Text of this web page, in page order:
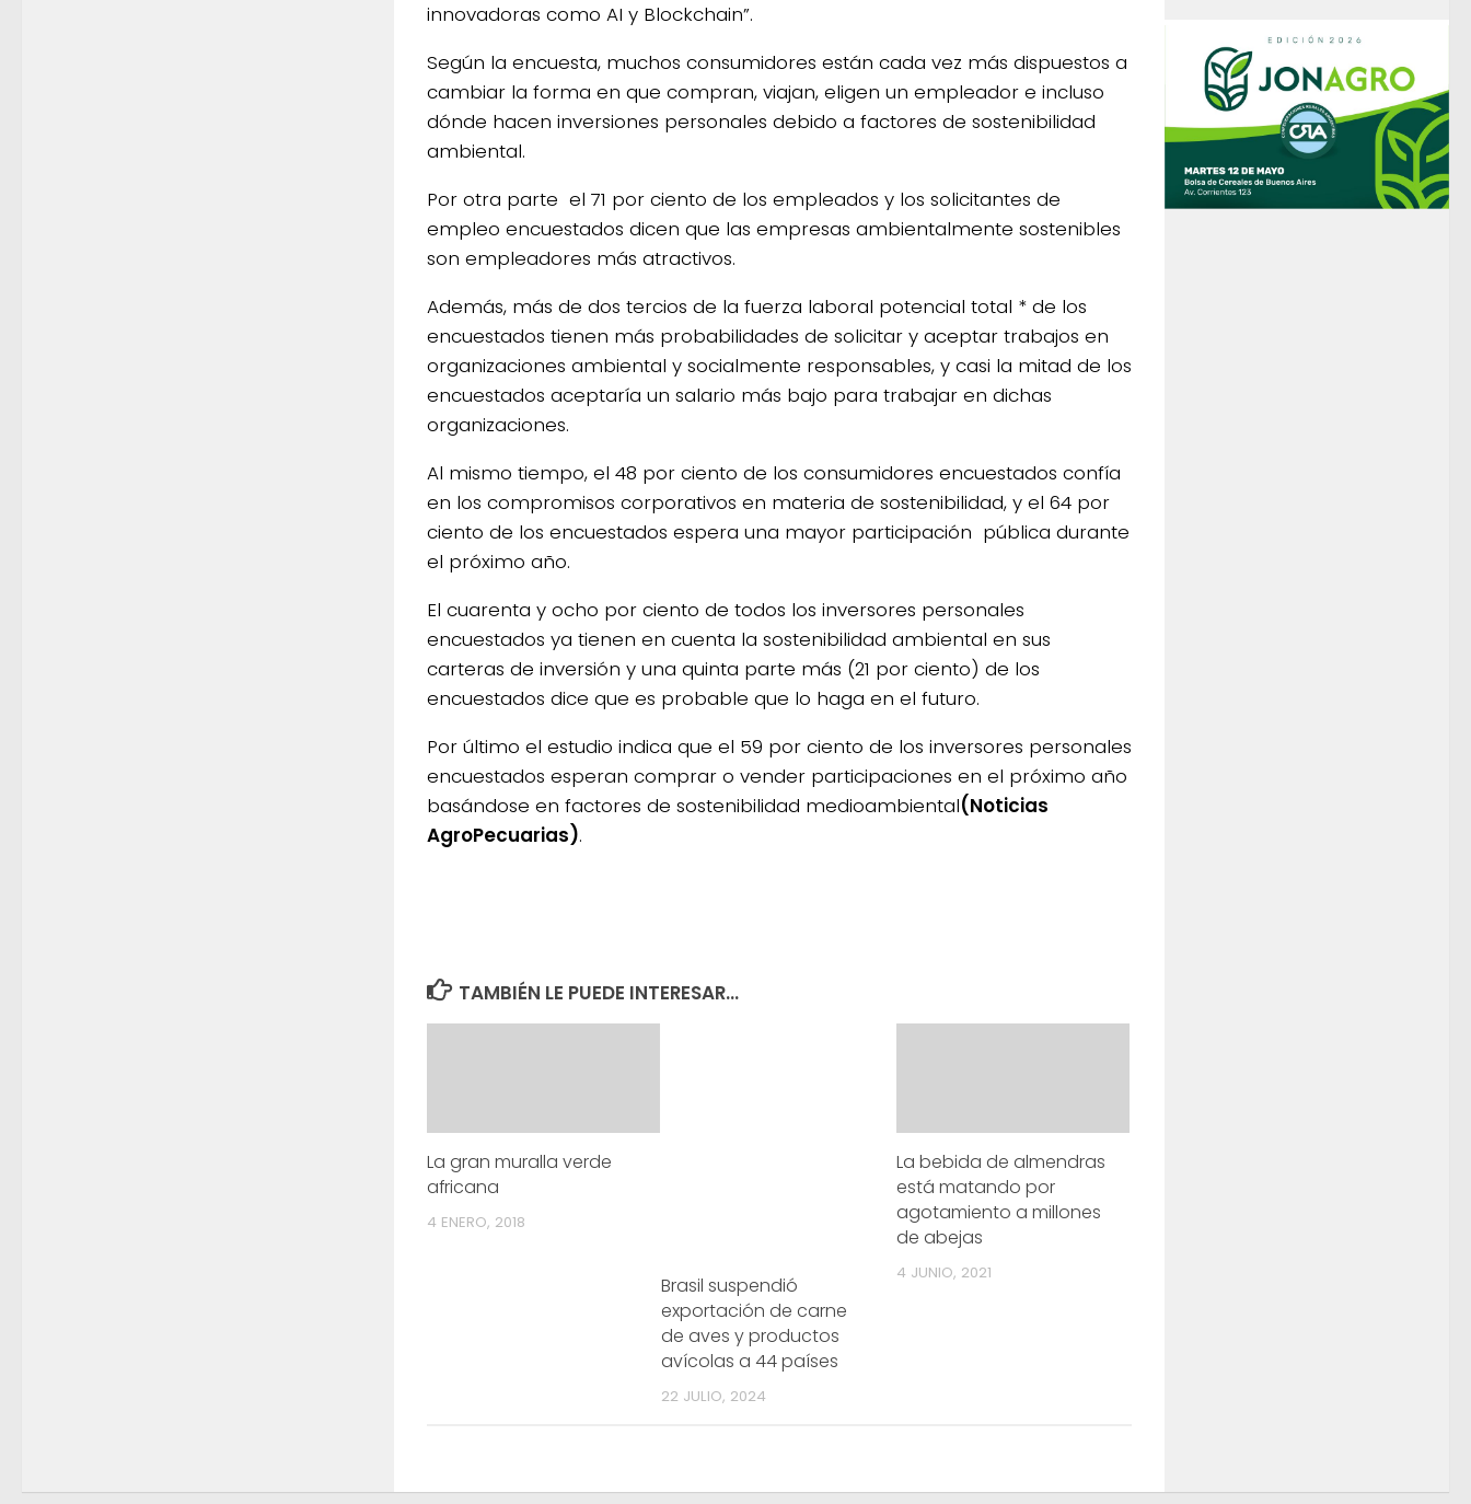
innovadoras como AI y Blockchain”.
Según la encuesta, muchos consumidores están cada vez más dispuestos a
cambiar la forma en que compran, viajan, eligen un empleador e incluso
dónde hacen inversiones personales debido a factores de sostenibilidad
ambiental.
Por otra parte el 71 por ciento de los empleados y los solicitantes de
empleo encuestados dicen que las empresas ambientalmente sostenibles
son empleadores más atractivos.
Además, más de dos tercios de la fuerza laboral potencial total * de los
encuestados tienen más probabilidades de solicitar y aceptar trabajos en
organizaciones ambiental y socialmente responsables, y casi la mitad de los
encuestados aceptaría un salario más bajo para trabajar en dichas
organizaciones.
Al mismo tiempo, el 48 por ciento de los consumidores encuestados confía
en los compromisos corporativos en materia de sostenibilidad, y el 64 por
ciento de los encuestados espera una mayor participación pública durante
el próximo año.
El cuarenta y ocho por ciento de todos los inversores personales
encuestados ya tienen en cuenta la sostenibilidad ambiental en sus
carteras de inversión y una quinta parte más (21 por ciento) de los
encuestados dice que es probable que lo haga en el futuro.
Por último el estudio indica que el 59 por ciento de los inversores personales
encuestados esperan comprar o vender participaciones en el próximo año
basándose en factores de sostenibilidad medioambiental(Noticias
AgroPecuarias).
TAMBIÉN LE PUEDE INTERESAR...
La gran muralla verde
africana
4 ENERO, 2018
Brasil suspendió
exportación de carne
de aves y productos
avícolas a 44 países
22 JULIO, 2024
La bebida de almendras
está matando por
agotamiento a millones
de abejas
4 JUNIO, 2021